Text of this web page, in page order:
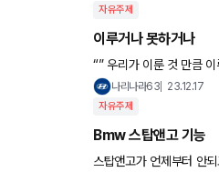
자유주제
이루거나 못하거나
“” 우리가 이룬 것 만큼
나리나라63 23.12.17
자유주제
Bmw 스탑앤고 기능
스탑앤고가 언제부터 안